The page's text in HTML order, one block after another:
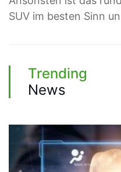
SUV im besten Sinn
Trending
News